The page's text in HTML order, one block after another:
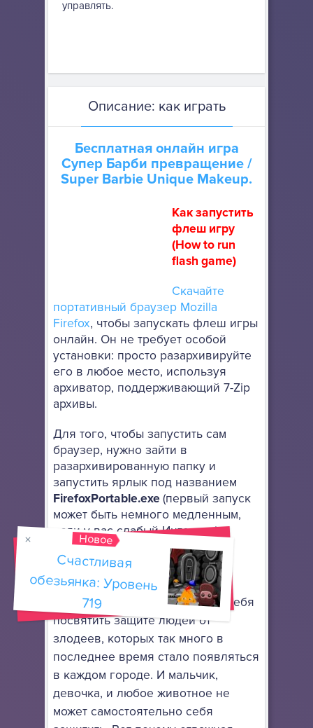
управлять.
Описание: как играть
Бесплатная онлайн игра
Супер Барби превращение/
Super Barbie Unique Makeup.
Как запустить
флеш игру
(How to run
flash game)
Скачайте
портативный браузер Mozilla
Firefox, чтобы запускать флеш игры
онлайн. Он не требует особой
установки: просто разархивируйте
его в любое место, используя
архиватор, поддерживающий 7-Zip
архивы.
Для того, чтобы запустить сам
браузер, нужно зайти в
разархивированную папку и
запустить ярлык под названием
FirefoxPortable.exe(первый запуск
может быть немного медленным,
если у вас слабый Интернет).
Помогите сделать куклу Барби
невероятно красивой и даже,
можно сказать, неузнаваемой,
пототому что она решила всю себя
посвятить защите людей от
злодеев, которых так много в
последнее время стало появляться
в каждом городе. И мальчик,
девочка, и любое животное не
может самостоятельно себя
Новое
Счастливая
обезьянка: Уровень
719